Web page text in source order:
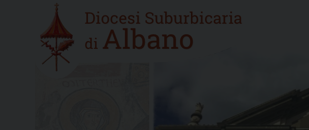
Home
new